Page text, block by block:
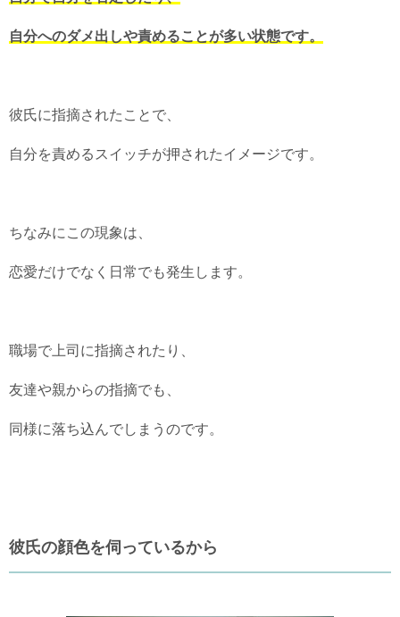
自分へのダメ出しや責めることが多い状態です。
彼氏に指摘されたことで、
自分を責めるスイッチが押されたイメージです。
ちなみにこの現象は、
恋愛だけでなく日常でも発生します。
職場で上司に指摘されたり、
友達や親からの指摘でも、
同様に落ち込んでしまうのです。
彼氏の顔色を伺っているから